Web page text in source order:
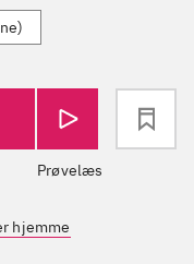
Prøvelæs
hjemme